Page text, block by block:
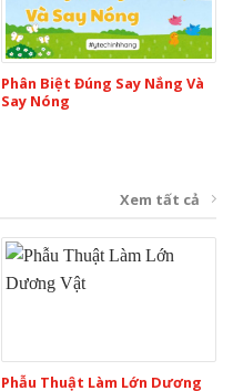
Phân Biệt Đúng Say Nắng Và
Say Nóng
Xem tất cả
Phẫu Thuật Làm Lớn Dương